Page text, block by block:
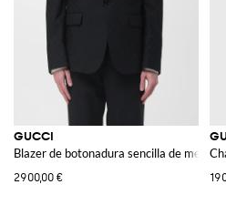
GUCCI
Blazer de botonadura sencilla de mezcla
2900,00 €